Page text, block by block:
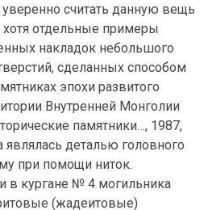
считать данную вещь
отдельные примеры
накладок небольшого
сделанных способом
эпохи развитого
Внутренней Монголии
памятники…, 1987,
являлась деталью головного
при помощи ниток.
кургане № 4 могильника
(жадеитовые)